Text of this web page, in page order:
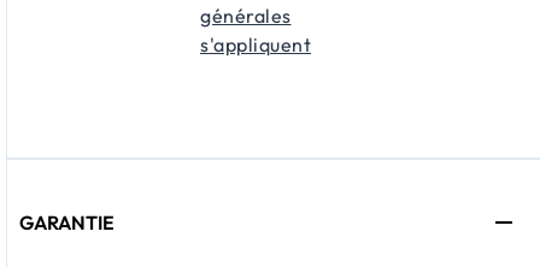
générales
s'appliquent
GARANTIE